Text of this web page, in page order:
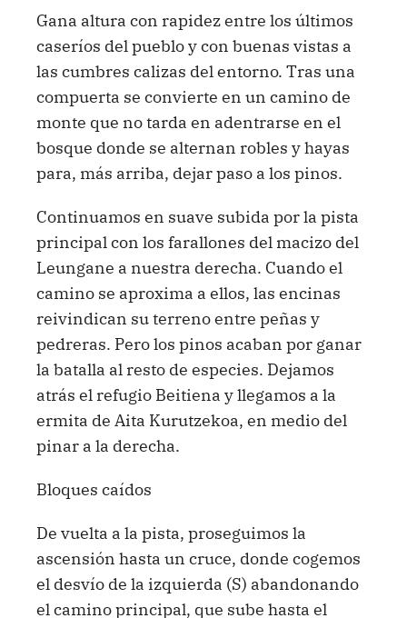
Gana altura con rapidez entre los últimos
caseríos del pueblo y con buenas vistas a
las cumbres calizas del entorno. Tras una
compuerta se convierte en un camino de
monte que no tarda en adentrarse en el
bosque donde se alternan robles y hayas
para, más arriba, dejar paso a los pinos.
Continuamos en suave subida por la pista
principal con los farallones del macizo del
Leungane a nuestra derecha. Cuando el
camino se aproxima a ellos, las encinas
reivindican su terreno entre peñas y
pedreras. Pero los pinos acaban por ganar
la batalla al resto de especies. Dejamos
atrás el refugio Beitiena y llegamos a la
ermita de Aita Kurutzekoa, en medio del
pinar a la derecha.
Bloques caídos
De vuelta a la pista, proseguimos la
ascensión hasta un cruce, donde cogemos
el desvío de la izquierda (S) abandonando
el camino principal, que sube hasta el